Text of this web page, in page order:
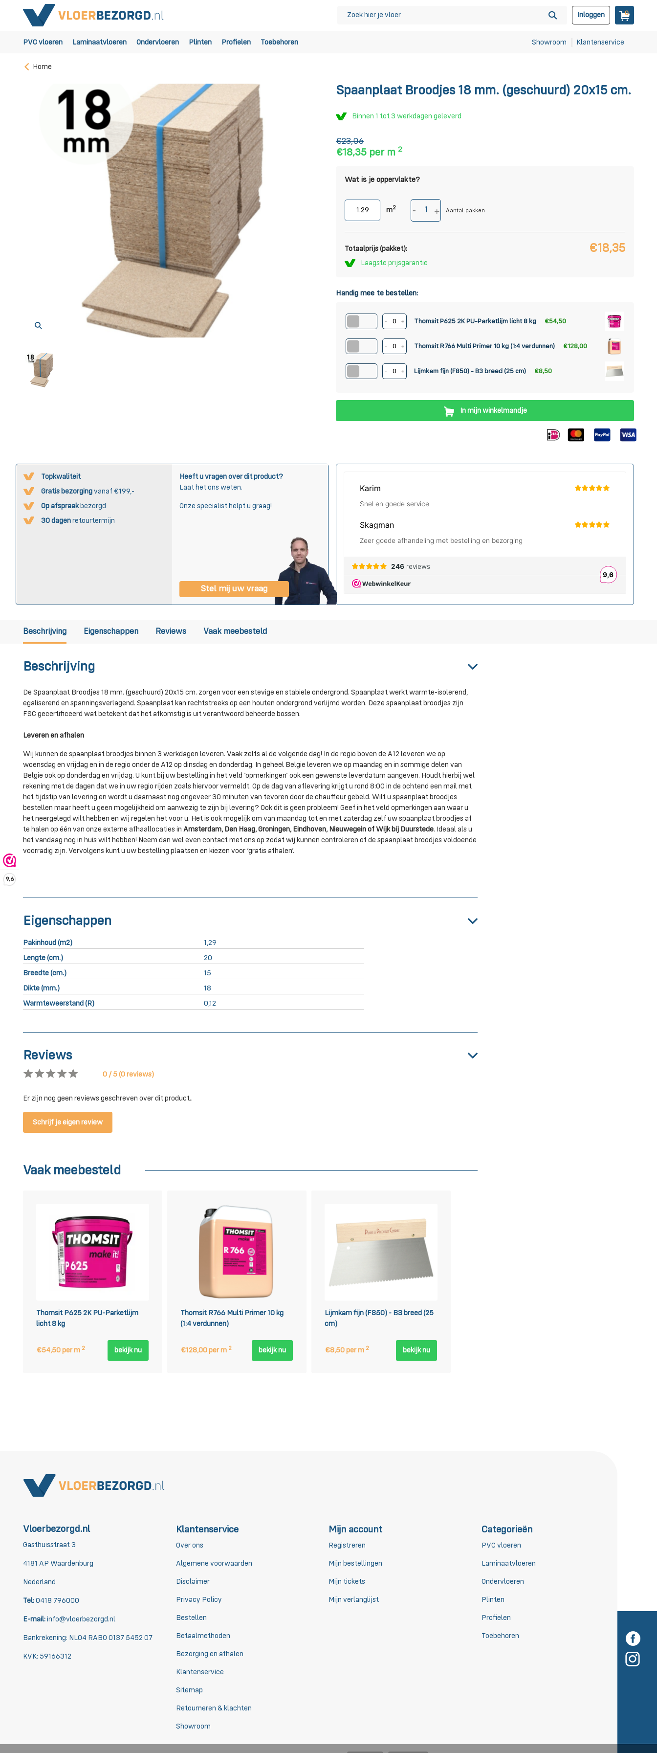
9,6
Inloggen 0
PVC vloeren Laminaatvloeren Ondervloeren Plinten Profielen Toebehoren Showroom Klantenservice
Home
Spaanplaat Broodjes 18 mm. (geschuurd) 20x15 cm.
Binnen 1 tot 3 werkdagen geleverd
€23,06
€18,35 per m 2
Wat is je oppervlakte?
m2 Aantal pakken
Totaalprijs (pakket): €18,35
Laagste prijsgarantie
Handig mee te bestellen:
- + Thomsit P625 2K PU-Parketlijm licht 8 kg €54,50
- + Thomsit R766 Multi Primer 10 kg (1:4 verdunnen) €128,00
- + Lijmkam fijn (F850) - B3 breed (25 cm) €8,50
In mijn winkelmandje
Topkwaliteit
Gratis bezorging vanaf €199,-
Op afspraak bezorgd
30 dagen retourtermijn
Heeft u vragen over dit product?
Laat het ons weten.
Onze specialist helpt u graag!
Stel mij uw vraag
Beschrijving Eigenschappen Reviews Vaak meebesteld
Beschrijving
De Spaanplaat Broodjes 18 mm. (geschuurd) 20x15 cm. zorgen voor een stevige en stabiele ondergrond. Spaanplaat werkt warmte-isolerend,
egaliserend en spanningsverlagend. Spaanplaat kan rechtstreeks op een houten ondergrond verlijmd worden. Deze spaanplaat broodjes zijn
FSC gecertificeerd wat betekent dat het afkomstig is uit verantwoord beheerde bossen.
Leveren en afhalen
Wij kunnen de spaanplaat broodjes binnen 3 werkdagen leveren. Vaak zelfs al de volgende dag! In de regio boven de A12 leveren we op
woensdag en vrijdag en in de regio onder de A12 op dinsdag en donderdag. In geheel Belgie leveren we op maandag en in sommige delen van
Belgie ook op donderdag en vrijdag. U kunt bij uw bestelling in het veld ‘opmerkingen’ ook een gewenste leverdatum aangeven. Houdt hierbij wel
rekening met de dagen dat we in uw regio rijden zoals hiervoor vermeldt. Op de dag van aflevering krijgt u rond 8:00 in de ochtend een mail met
het tijdstip van levering en wordt u daarnaast nog ongeveer 30 minuten van tevoren door de chauffeur gebeld. Wilt u spaanplaat broodjes
bestellen maar heeft u geen mogelijkheid om aanwezig te zijn bij levering? Ook dit is geen probleem! Geef in het veld opmerkingen aan waar u
het neergelegd wilt hebben en wij regelen het voor u. Het is ook mogelijk om van maandag tot en met zaterdag zelf uw spaanplaat broodjes af
te halen op één van onze externe afhaallocaties in Amsterdam, Den Haag, Groningen, Eindhoven, Nieuwegein of Wijk bij Duurstede. Ideaal als u
het vandaag nog in huis wilt hebben! Neem dan wel even contact met ons op zodat wij kunnen controleren of de spaanplaat broodjes voldoende
voorradig zijn. Vervolgens kunt u uw bestelling plaatsen en kiezen voor ‘gratis afhalen’.
Eigenschappen
Pakinhoud (m2) 1,29
Lengte (cm.) 20
Breedte (cm.) 15
Dikte (mm.) 18
Warmteweerstand (R) 0,12
Reviews
0 / 5 (0 reviews)
Er zijn nog geen reviews geschreven over dit product..
Schrijf je eigen review
Vaak meebesteld
Thomsit P625 2K PU-Parketlijm
licht 8 kg
€54,50 per m 2 bekijk nu
Thomsit R766 Multi Primer 10 kg
(1:4 verdunnen)
€128,00 per m 2 bekijk nu
Lijmkam fijn (F850) - B3 breed (25
cm)
€8,50 per m 2 bekijk nu
Vloerbezorgd.nl
Gasthuisstraat 3
4181 AP Waardenburg
Nederland
Tel: 0418 796000
E-mail: info@vloerbezorgd.nl
Bankrekening: NL04 RABO 0137 5452 07
KVK: 59166312
Klantenservice
Over ons
Algemene voorwaarden
Disclaimer
Privacy Policy
Bestellen
Betaalmethoden
Bezorging en afhalen
Klantenservice
Sitemap
Retourneren & klachten
Showroom
Mijn account
Registreren
Mijn bestellingen
Mijn tickets
Mijn verlanglijst
Categorieën
PVC vloeren
Laminaatvloeren
Ondervloeren
Plinten
Profielen
Toebehoren